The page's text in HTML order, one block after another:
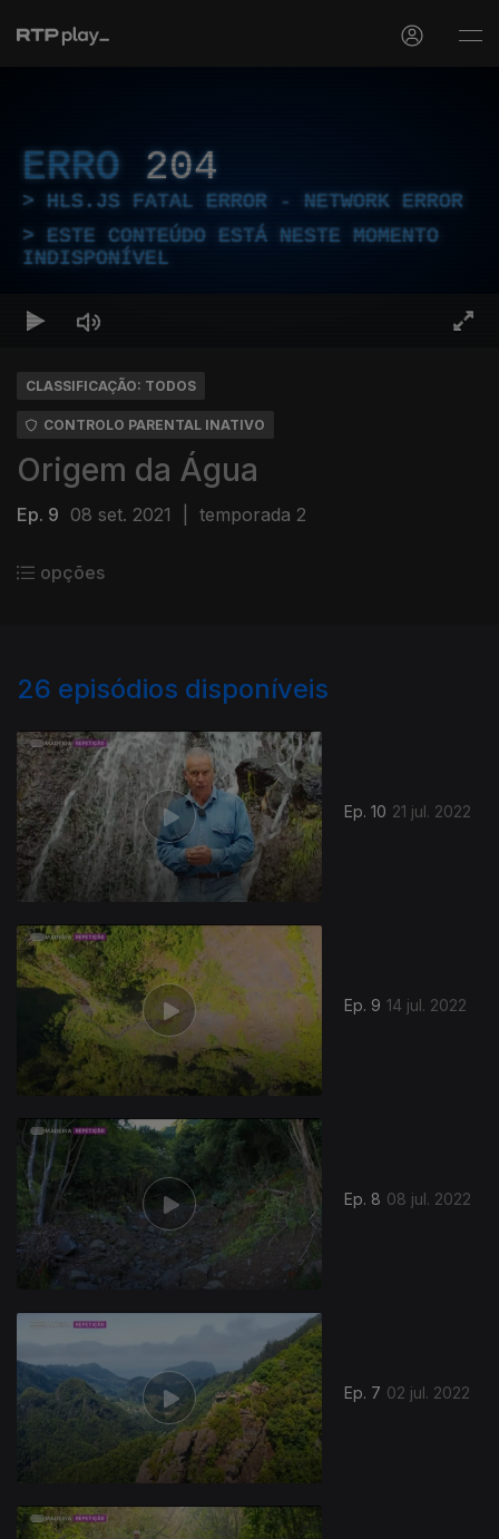
ERRO 204
HLS.JS FATAL ERROR - NETWORK ERROR
ESTE CONTEÚDO ESTÁ NESTE MOMENTO
INDISPONÍVEL
CLASSIFICAÇÃO: TODOS
CONTROLO PARENTAL INATIVO
Origem da Água
Ep. 9 08 set. 2021 temporada 2
opções
26 episódios disponíveis
Ep. 10 21 jul. 2022
Ep. 9 14 jul. 2022
Ep. 8 08 jul. 2022
Ep. 7 02 jul. 2022